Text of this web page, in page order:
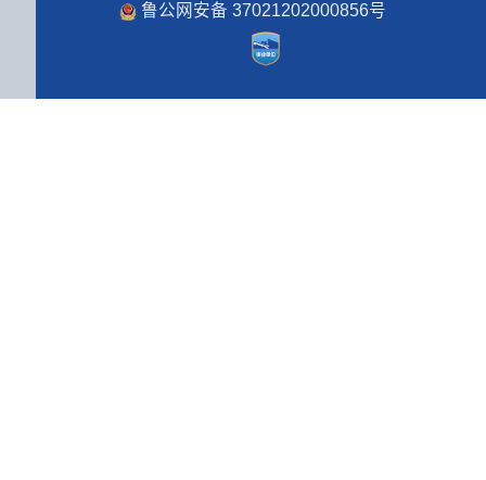
鲁公网安备 37021202000856号